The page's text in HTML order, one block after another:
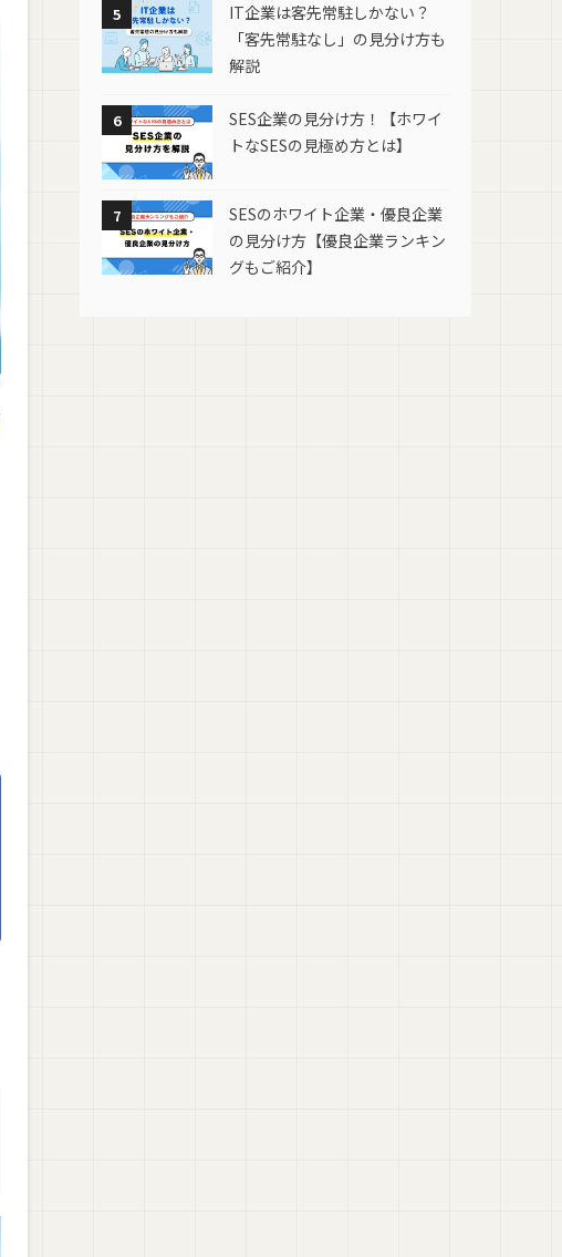
5
IT企業は客先常駐しかない？
「客先常駐なし」の見分け方も
解説
6
SES企業の見分け方！【ホワイ
トなSESの見極め方とは】
7
SESのホワイト企業・優良企業
の見分け方【優良企業ランキン
グもご紹介】